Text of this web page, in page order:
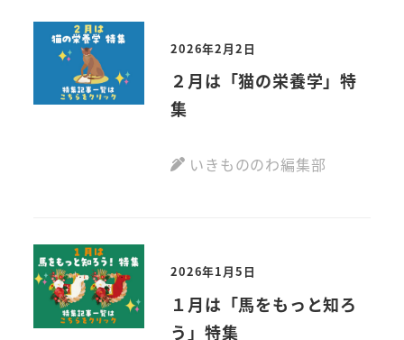
2026年2月2日
２月は「猫の栄養学」特
集
いきもののわ編集部
2026年1月5日
１月は「馬をもっと知ろ
う」特集